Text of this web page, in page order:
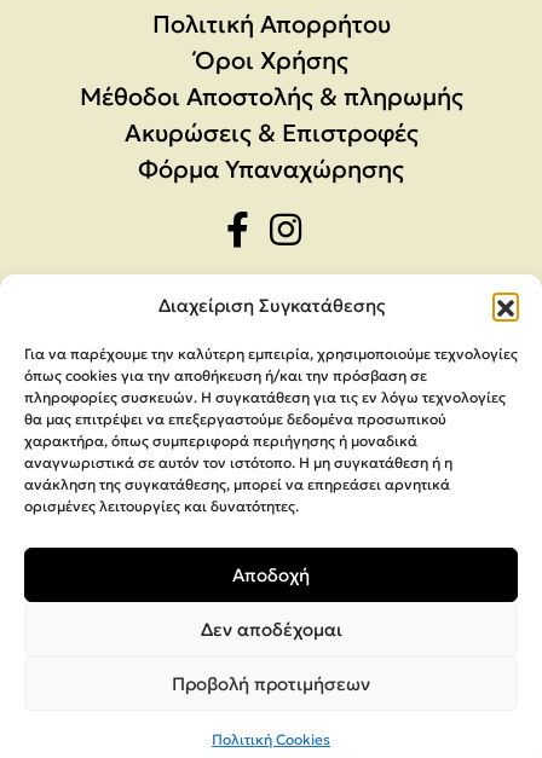
Διαχείριση Συγκατάθεσης
Για να παρέχουμε την καλύτερη εμπειρία, χρησιμοποιούμε τεχνολογίες
όπως cookies για την αποθήκευση ή/και την πρόσβαση σε
πληροφορίες συσκευών. Η συγκατάθεση για τις εν λόγω τεχνολογίες
θα μας επιτρέψει να επεξεργαστούμε δεδομένα προσωπικού
χαρακτήρα, όπως συμπεριφορά περιήγησης ή μοναδικά
αναγνωριστικά σε αυτόν τον ιστότοπο. Η μη συγκατάθεση ή η
ανάκληση της συγκατάθεσης, μπορεί να επηρεάσει αρνητικά
ορισμένες λειτουργίες και δυνατότητες.
Αποδοχή
Δεν αποδέχομαι
Προβολή προτιμήσεων
Πολιτική Cookies
Πολιτική Απορρήτου
Όροι Χρήσης
Μέθοδοι Αποστολής & πληρωμής
Ακυρώσεις & Επιστροφές
Φόρμα Υπαναχώρησης
Copyright 2026,MEGA Parras
Κατασκευή ΙστοσελίδωνInteractive Net Solutions